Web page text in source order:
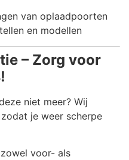
van oplaadpoorten
en modellen
– Zorg voor
niet meer? Wij
je weer scherpe
voor- als